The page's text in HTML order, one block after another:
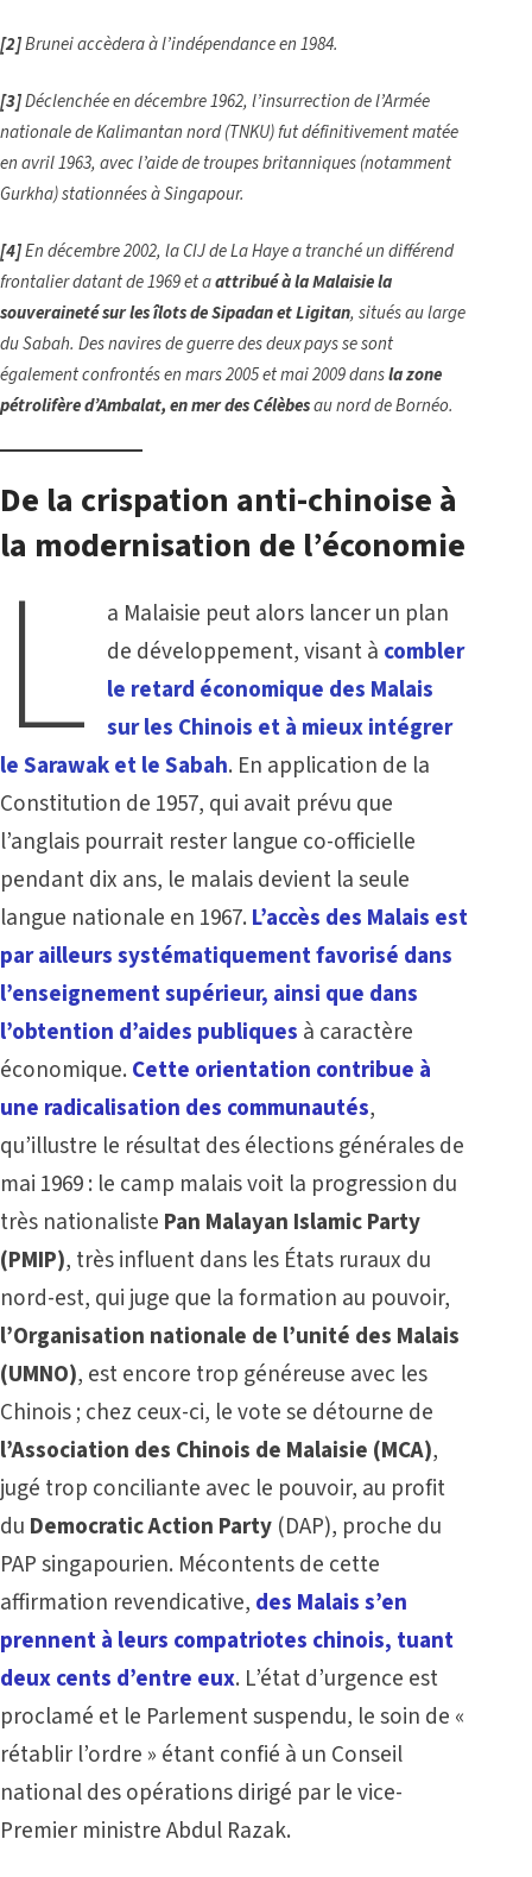
[2]Brunei accèdera à l’indépendance en 1984.
[3]Déclenchée en décembre 1962, l’insurrection de l’Armée
nationale de Kalimantan nord (TNKU) fut définitivement matée
en avril 1963, avec l’aide de troupes britanniques (notamment
Gurkha) stationnées à Singapour.
[4]En décembre 2002, la CIJ de La Haye a tranché un différend
frontalier datant de 1969 et aattribué à la Malaisie la
souveraineté sur les îlots de Sipadan et Ligitan, situés au large
du Sabah. Des navires de guerre des deux pays se sont
également confrontés en mars 2005 et mai 2009 dansla zone
pétrolifère d’Ambalat, en mer des Célèbesau nord de Bornéo.
De la crispation anti-chinoise à
la modernisation de l’économie
L
a Malaisie peut alors lancer un plan
de développement, visant à combler
le retard économique des Malais
sur les Chinois et à mieux intégrer
le Sarawak et le Sabah. En application de la
Constitution de 1957, qui avait prévu que
l’anglais pourrait rester langue co-officielle
pendant dix ans, le malais devient la seule
langue nationale en 1967. L’accès des Malais est
par ailleurs systématiquement favorisé dans
l’enseignement supérieur, ainsi que dans
l’obtention d’aides publiques à caractère
économique. Cette orientation contribue à
une radicalisation des communautés,
qu’illustre le résultat des élections générales de
mai 1969 : le camp malais voit la progression du
très nationaliste Pan Malayan Islamic Party
(PMIP), très influent dans les États ruraux du
nord-est, qui juge que la formation au pouvoir,
l’Organisation nationale de l’unité des Malais
(UMNO), est encore trop généreuse avec les
Chinois ; chez ceux-ci, le vote se détourne de
l’Association des Chinois de Malaisie (MCA),
jugé trop conciliante avec le pouvoir, au profit
du Democratic Action Party (DAP), proche du
PAP singapourien. Mécontents de cette
affirmation revendicative, des Malais s’en
prennent à leurs compatriotes chinois, tuant
deux cents d’entre eux. L’état d’urgence est
proclamé et le Parlement suspendu, le soin de «
rétablir l’ordre » étant confié à un Conseil
national des opérations dirigé par le vice-
Premier ministre Abdul Razak.